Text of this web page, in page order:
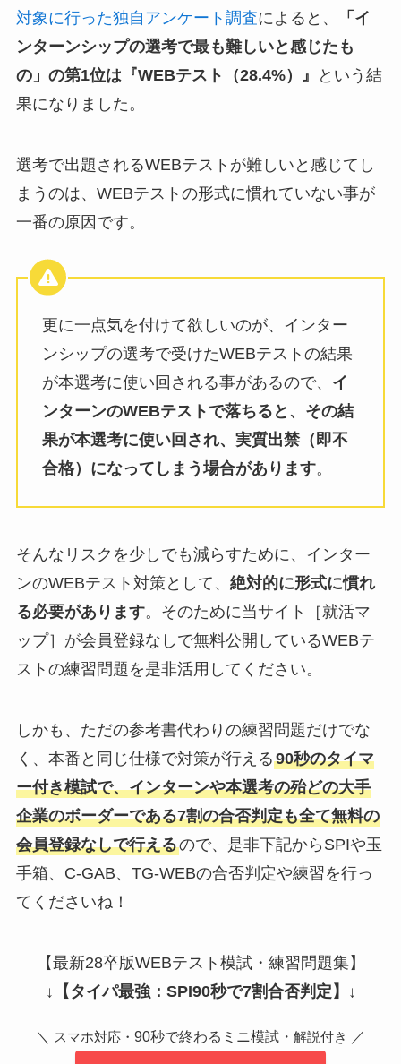
対象に行った独自アンケート調査によると、
「イ
ンターンシップの選考で最も難しいと感じたも
の」の第1位は『WEBテスト（28.4%）』
という結
果になりました。
選考で出題されるWEBテストが難しいと感じてし
まうのは、WEBテストの形式に慣れていない事が
一番の原因です。
更に一点気を付けて欲しいのが、インター
ンシップの選考で受けたWEBテストの結果
が本選考に使い回される事があるので、 イ
ンターンのWEBテストで落ちると、その結
果が本選考に使い回され、実質出禁（即不
合格）になってしまう場合があります。
そんなリスクを少しでも減らすために、インター
ンのWEBテスト対策として、 絶対的に形式に慣れ
る必要があります。そのために当サイト［就活マ
ップ］が会員登録なしで無料公開しているWEBテ
ストの練習問題を是非活用してください。
しかも、ただの参考書代わりの練習問題だけでな
く、本番と同じ仕様で対策が行える90秒のタイマ
ー付き模試で、インターンや本選考の殆どの大手
企業のボーダーである7割の合否判定も全て無料の
会員登録なしで行えるので、是非下記からSPIや玉
手箱、C-GAB、TG-WEBの合否判定や練習を行っ
てくださいね！
【最新28卒版WEBテスト模試・練習問題集】
↓ 【タイパ最強：SPI90秒で7割合否判定】 ↓
＼ スマホ対応・ 90秒で終わるミニ模試・ 解説付き ／